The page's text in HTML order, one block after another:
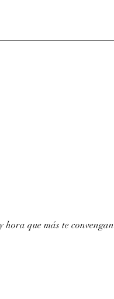
hora que más te convengan